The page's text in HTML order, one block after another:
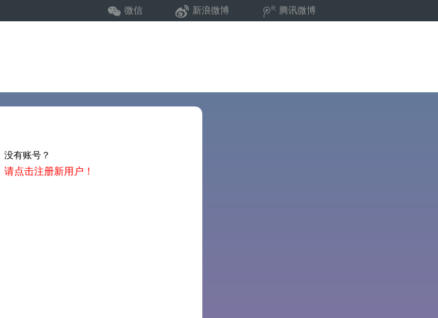
腾讯微博
新浪微博
微信
没有账号？
请点击注册新用户！